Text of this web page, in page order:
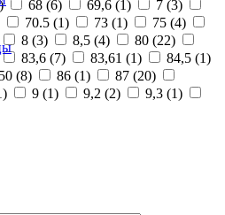
) 68 (6) 69,6 (1) 7 (3)
70.5 (1) 73 (1) 75 (4)
8 (3) 8,5 (4) 80 (22)
83,6 (7) 83,61 (1) 84,5 (1)
(8) 86 (1) 87 (20)
) 9 (1) 9,2 (2) 9,3 (1)